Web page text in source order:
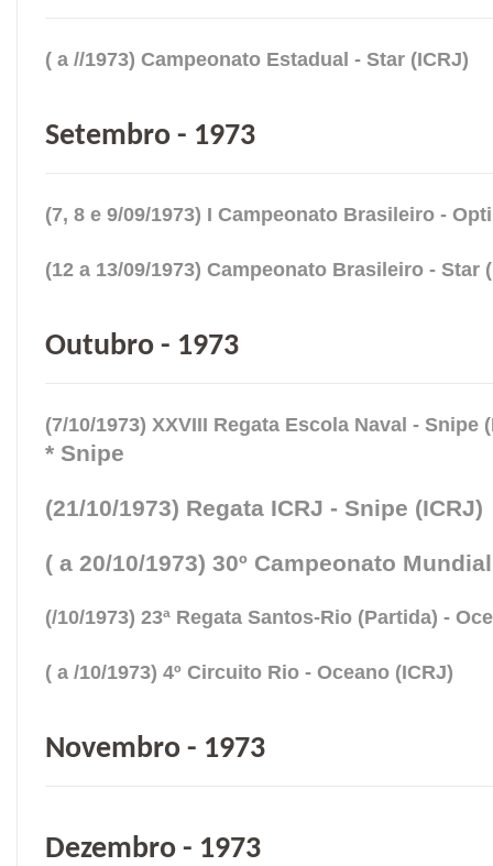
( a //1973) Campeonato Estadual - Star (ICRJ)
Setembro - 1973
(7, 8 e 9/09/1973) I Campeonato Brasileiro -
(12 a 13/09/1973) Campeonato Brasileiro - Star
Outubro - 1973
(7/10/1973) XXVIII Regata Escola Naval - Snipe
* Snipe
(21/10/1973) Regata ICRJ - Snipe (ICRJ)
( a 20/10/1973) 30º Campeonato
(/10/1973) 23ª Regata Santos-Rio (Partida) -
( a /10/1973) 4º Circuito Rio - Oceano (ICRJ)
Novembro - 1973
Dezembro - 1973